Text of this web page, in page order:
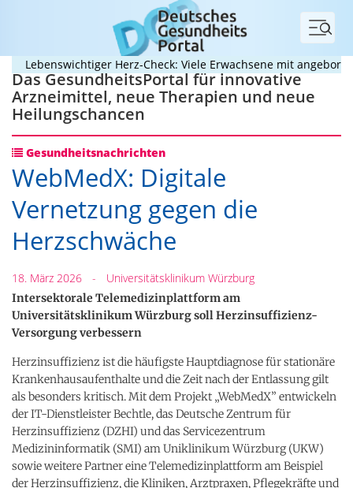
Menü
Herz-Check: Viele Erwachsene mit angeborenem
Das GesundheitsPortal für innovative
Arzneimittel, neue Therapien und neue
Heilungschancen
Gesundheitsnachrichten
WebMedX: Digitale
Vernetzung gegen die
Herzschwäche
18. März 2026 - Universitätsklinikum Würzburg
Intersektorale Telemedizinplattform am
Universitätsklinikum Würzburg soll Herzinsuffizienz-
Versorgung verbessern
Herzinsuffizienz ist die häufigste Hauptdiagnose für stationäre
Krankenhausaufenthalte und die Zeit nach der Entlassung gilt
als besonders kritisch. Mit dem Projekt „WebMedX” entwickeln
der IT-Dienstleister Bechtle, das Deutsche Zentrum für
Herzinsuffizienz (DZHI) und das Servicezentrum
Medizininformatik (SMI) am Uniklinikum Würzburg (UKW)
sowie weitere Partner eine Telemedizinplattform am Beispiel
der Herzinsuffizienz, die Kliniken, Arztpraxen, Pflegekräfte und